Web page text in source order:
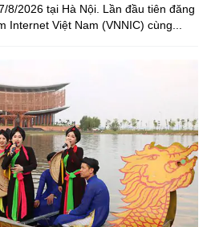
8/2026 tại Hà Nội. Lần đầu tiên đăng
Việt Nam (VNNIC) cùng...